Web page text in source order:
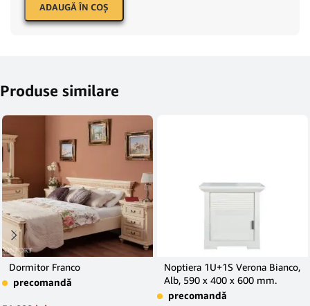
ADAUGĂ ÎN COŞ
Produse similare
Dormitor Franco
precomandă
Noptiera 1U+1S Verona Bianco,
Alb, 590 x 400 x 600 mm.
precomandă